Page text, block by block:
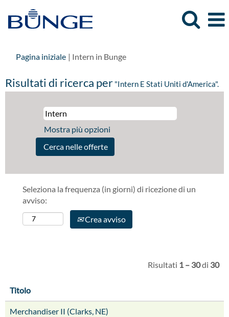
Pagina iniziale | Intern in Bunge(pagina
Risultati di ricerca per "Intern E Stati Uniti d'America".
Mostra più opzioni
Seleziona la frequenza (in giorni) di ricezione di un
avviso:
Crea avviso
Risultati 1 – 30di 30
Titolo
Merchandiser II (Clarks, NE)